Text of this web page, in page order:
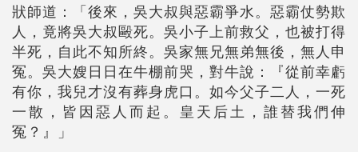
狀師道：「後來，吳大叔與惡霸爭水。惡霸仗勢欺
人，竟將吳大叔毆死。吳小子上前救父，也被打得
半死，自此不知所終。吳家無兄無弟無後，無人申
冤。吳大嫂日日在牛棚前哭，對牛說：『從前幸虧
有你，我兒才沒有葬身虎口。如今父子二人，一死
一散，皆因惡人而起。皇天后土，誰替我們伸
冤？』」